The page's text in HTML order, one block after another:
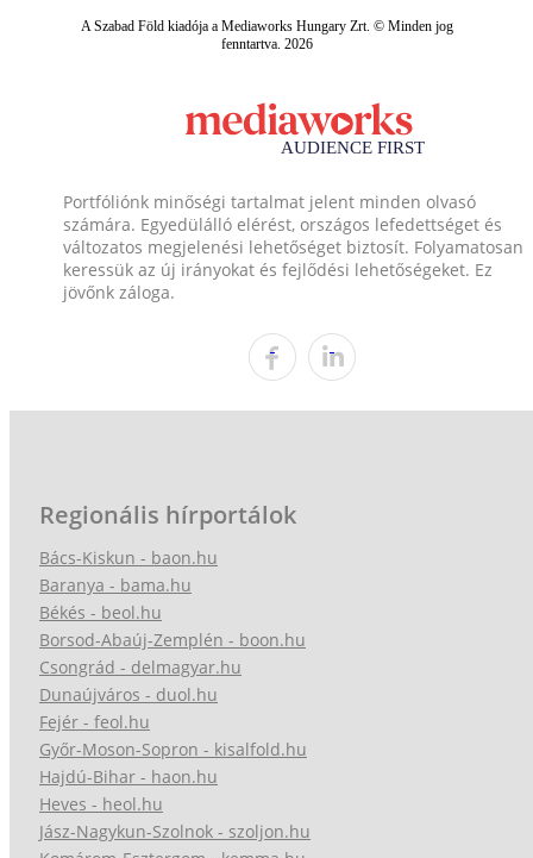
A Szabad Föld kiadója a Mediaworks Hungary Zrt. © Minden jog
fenntartva. 2026
Portfóliónk minőségi tartalmat jelent minden olvasó
számára. Egyedülálló elérést, országos lefedettséget és
változatos megjelenési lehetőséget biztosít. Folyamatosan
keressük az új irányokat és fejlődési lehetőségeket. Ez
jövőnk záloga.
Regionális hírportálok
Bács-Kiskun - baon.hu
Baranya - bama.hu
Békés - beol.hu
Borsod-Abaúj-Zemplén - boon.hu
Csongrád - delmagyar.hu
Dunaújváros - duol.hu
Fejér - feol.hu
Győr-Moson-Sopron - kisalfold.hu
Hajdú-Bihar - haon.hu
Heves - heol.hu
Jász-Nagykun-Szolnok - szoljon.hu